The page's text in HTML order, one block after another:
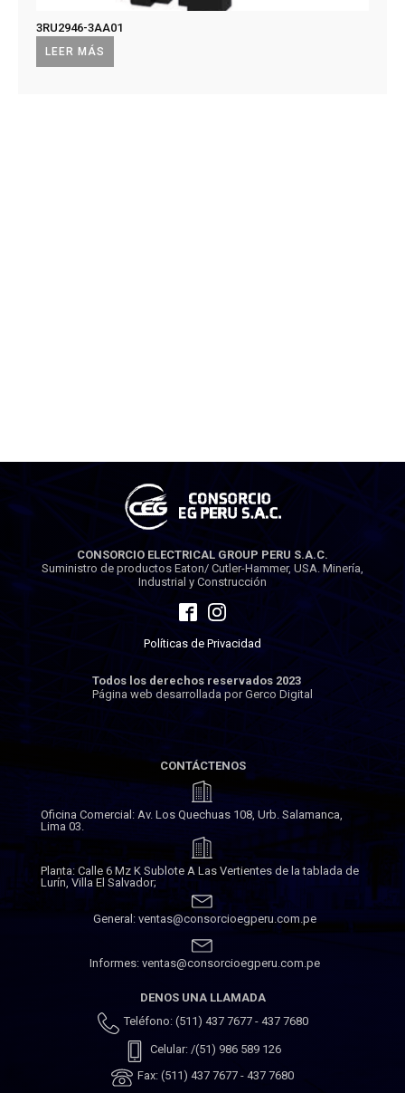
LEER MÁS
3RU2946-3AA01
CONSORCIO ELECTRICAL GROUP PERU S.A.C.
Suministro de productos Eaton/ Cutler-Hammer, USA. Minería,
Industrial y Construcción
Políticas de Privacidad
Todos los derechos reservados 2023
Página web desarrollada por Gerco Digital
CONTÁCTENOS
Oficina Comercial: Av. Los Quechuas 108, Urb. Salamanca,
Lima 03.
Planta: Calle 6 Mz K Sublote A Las Vertientes de la tablada de
Lurín, Villa El Salvador;
General: ventas@consorcioegperu.com.pe
Informes: ventas@consorcioegperu.com.pe
DENOS UNA LLAMADA
Teléfono: (511) 437 7677 - 437 7680
Celular: /(51) 986 589 126
Fax: (511) 437 7677 - 437 7680